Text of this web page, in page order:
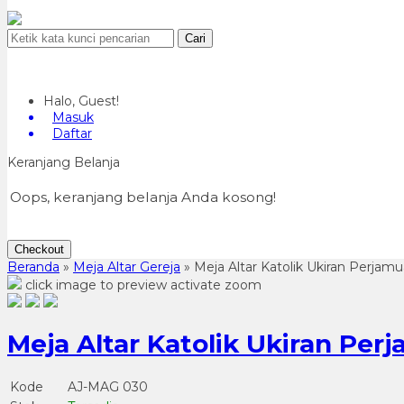
Cari
Halo, Guest!
Masuk
Daftar
Keranjang Belanja
Oops, keranjang belanja Anda kosong!
Checkout
Beranda » Meja Altar Gereja » Meja Altar Katolik Ukiran
click image to preview activate zoom
Meja Altar Katolik Ukiran
Kode
AJ-MAG 030